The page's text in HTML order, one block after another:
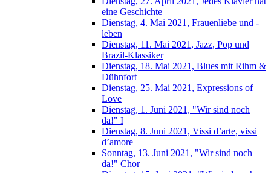
eine Geschichte
Dienstag, 4. Mai 2021, Frauenliebe und -
leben
Dienstag, 11. Mai 2021, Jazz, Pop und
Brazil-Klassiker
Dienstag, 18. Mai 2021, Blues mit Rihm &
Dühnfort
Dienstag, 25. Mai 2021, Expressions of
Love
Dienstag, 1. Juni 2021, "Wir sind noch
da!" I
Dienstag, 8. Juni 2021, Vissi d’arte, vissi
d’amore
Sonntag, 13. Juni 2021, "Wir sind noch
da!" Chor